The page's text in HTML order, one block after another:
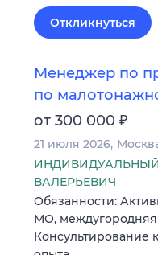
Откликнуться
Менеджер по
по
от 300 000 ₽
21 июля 2026
ВАЛЕРЬЕВИЧ
Обязанности:
МО, междугородняя
Консультирование